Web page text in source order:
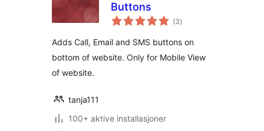
Buttons
(3totale
vurderinger
)
Adds Call, Email and SMS buttons on
bottom of website. Only for Mobile View
of website.
tanja111
100+ aktive installasjoner